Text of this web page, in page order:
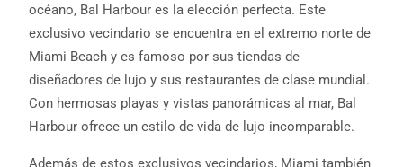
océano, Bal Harbour es la elección perfecta. Este
exclusivo vecindario se encuentra en el extremo norte de
Miami Beach y es famoso por sus tiendas de
diseñadores de lujo y sus restaurantes de clase mundial.
Con hermosas playas y vistas panorámicas al mar, Bal
Harbour ofrece un estilo de vida de lujo incomparable.
Además de estos exclusivos vecindarios, Miami también